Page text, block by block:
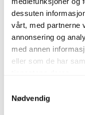
dessuten
vårt, med partnerne
annonsering og
med annen
eller som de har
Nødvendig